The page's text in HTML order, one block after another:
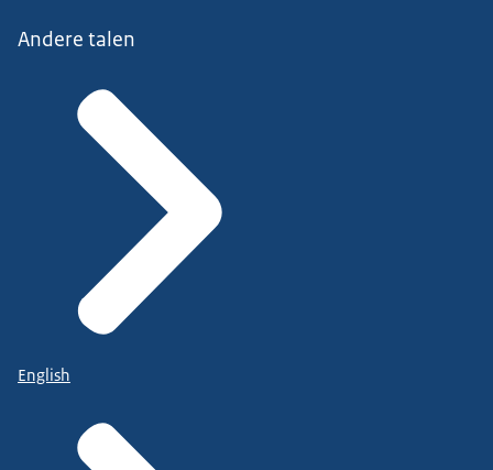
Andere talen
English